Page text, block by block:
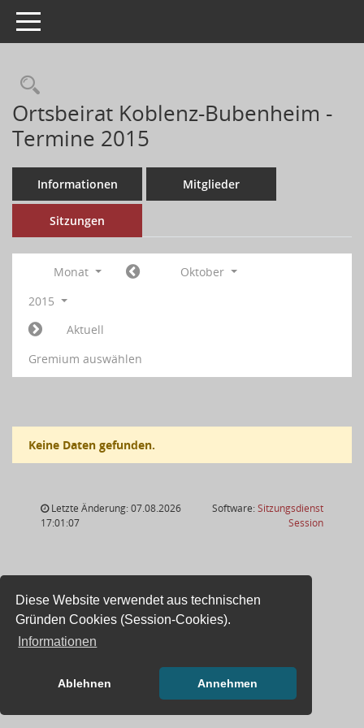
Diese Website verwendet aus technischen
Gründen Cookies (Session-Cookies).
Informationen
Ablehnen Annehmen
Toggle navigation
Ortsbeirat Koblenz-Bubenheim -
Termine 2015
Informationen Mitglieder
Sitzungen
Monat
Oktober
2015
Aktuell
Gremium auswählen
Keine Daten gefunden.
Letzte Änderung: 07.08.2026
17:01:07
Software:Sitzungsdienst
Session(Wird in